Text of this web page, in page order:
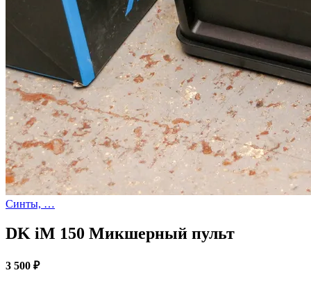
Синты, …
DK iM 150 Микшерный пульт
3 500 ₽